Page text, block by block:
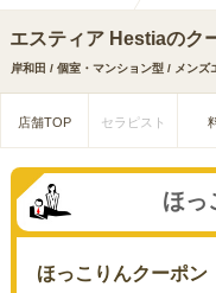
エスティア Hestiaのク
岸和田 / 個室・マンション型 / メンズ
店舗TOP セラピスト
ほっ
ほっこりんクーポン